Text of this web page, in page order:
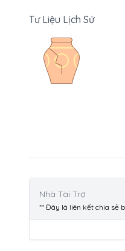
Tư Liệu Lịch Sử
Nhà Tài Trợ
** Đây là liên kết chia sẻ